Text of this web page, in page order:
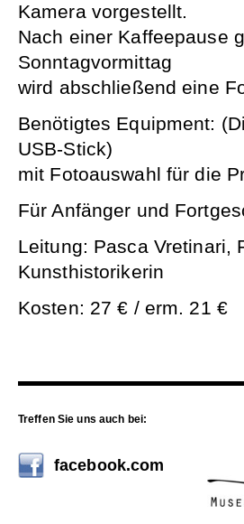
Kamera vorgestellt.
Nach einer Kaffeepause
Sonntagvormittag
wird abschließend eine
Benötigtes Equipment:
USB-Stick)
mit Fotoauswahl für die
Für Anfänger und
Leitung: Pasca Vretinari,
Kunsthistorikerin
Kosten: 27 € / erm. 21 €
Treffen Sie uns auch bei:
facebook.com